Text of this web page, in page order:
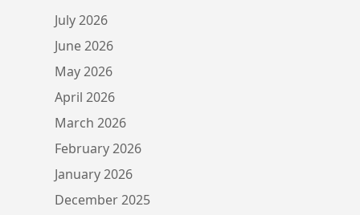
July 2026
June 2026
May 2026
April 2026
March 2026
February 2026
January 2026
December 2025